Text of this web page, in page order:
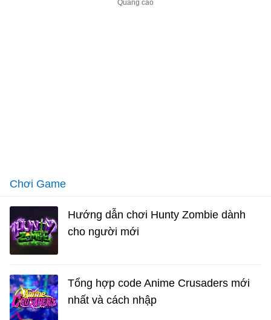
Chơi Game
Hướng dẫn chơi Hunty Zombie dành
cho người mới
Tổng hợp code Anime Crusaders mới
nhất và cách nhập